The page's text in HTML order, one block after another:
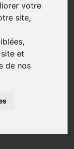
votre
site,
et
de nos
:
est-il